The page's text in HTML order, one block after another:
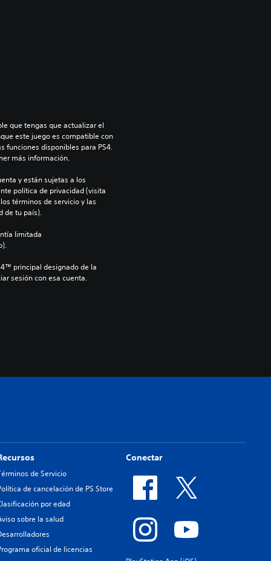
que tengas que actualizar el
este juego es compatible con
funciones disponibles para PS4.
más información.
y están sujetas a los
política de privacidad (visita
términos de servicio y las
de tu país).
limitada
principal designado de la
sesión con esa cuenta.
de Servicio
de cancelación de PS Store
por edad
sobre la salud
oficial de licencias
Conectar